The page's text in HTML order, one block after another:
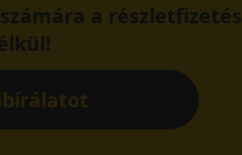
a részletfizetés